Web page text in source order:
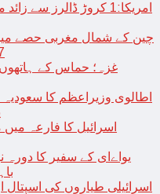
امریکا:1 کروڑ ڈالرز
چین کے شمال مغربی حصے
اطالوی وزیراعظم کا
یواےای کے سفیر کا دورہ
اسرائیلی طیاروں کی اسپتال